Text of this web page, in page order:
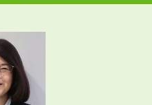
訂正のご案内